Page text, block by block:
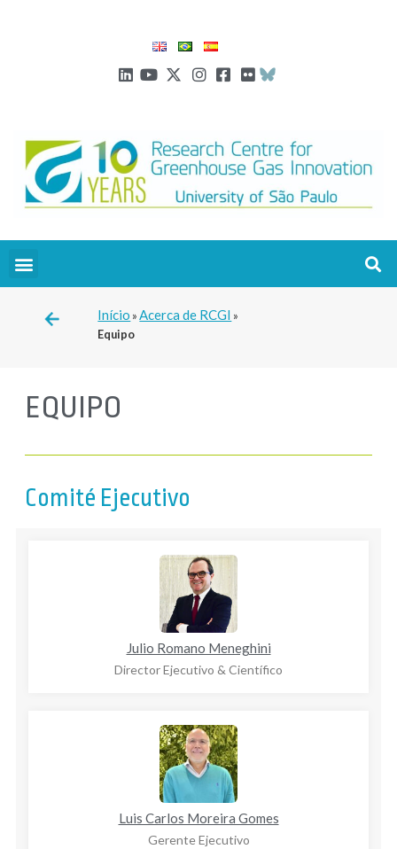
Início »Acerca de RCGI »
Equipo
EQUIPO
Comité Ejecutivo
Julio Romano Meneghini
Director Ejecutivo & Científico
Luis Carlos Moreira Gomes
Gerente Ejecutivo